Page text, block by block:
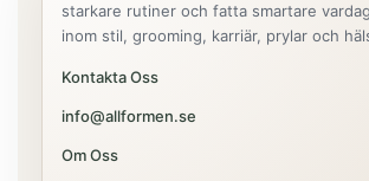
starkare rutiner och fatta smartare
inom stil, grooming, karriär, prylar och
Kontakta Oss
info@allformen.se
Om Oss